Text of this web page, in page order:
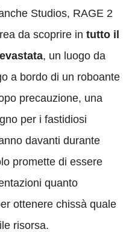
Studios, RAGE 2
da scoprire in tutto il
, un luogo da
a bordo di un roboante
precauzione, una
per i fastidiosi
davanti durante
promette di essere
quanto
ottenere chissà quale
risorsa.